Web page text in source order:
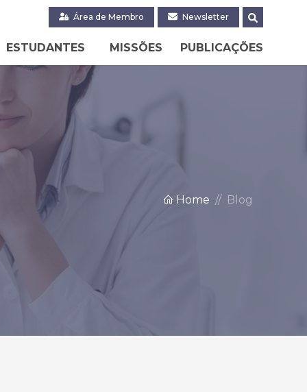
Área de Membro Newsletter
ESTUDANTES MISSÕES PUBLICAÇÕES
Home Blog